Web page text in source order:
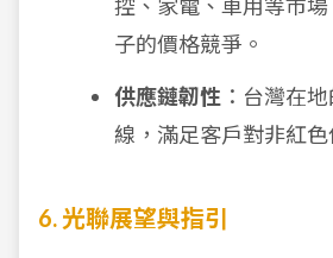
控、家電、車用等市
子的價格競爭。
供應鏈韌性 ：台灣在
線，滿足客戶對非紅色
6. 光聯展望與指引